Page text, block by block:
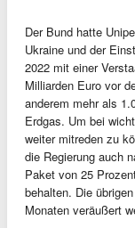
Der Bund hatte
Ukraine und der
2022 mit einer
Milliarden Euro vor
anderem mehr als
Erdgas. Um bei
weiter mitreden zu
die Regierung auch
Paket von 25
behalten. Die
Monaten veräußert